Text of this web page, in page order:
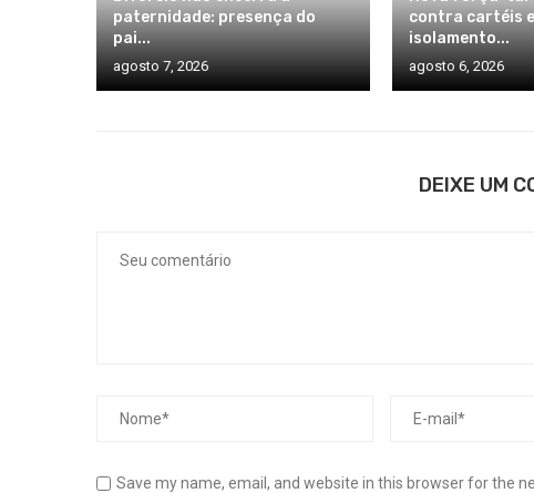
paternidade: presença do
pai...
agosto 7, 2026
contra cartéis
isolamento...
agosto 6, 2026
DEIXE UM
Save my name, email, and website in this browser for the